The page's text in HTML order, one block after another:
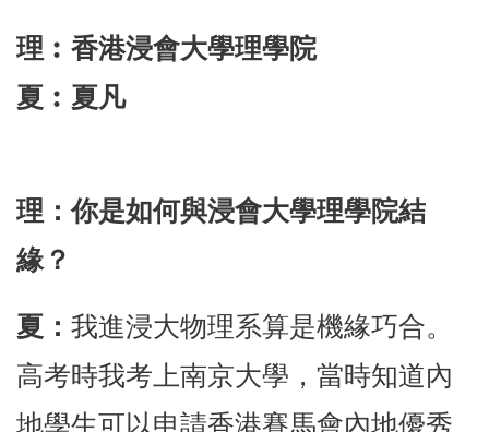
理︰香港浸會大學理學院
夏︰夏凡
理：你是如何與浸會大學理學院結
緣？
夏： 我進浸大物理系算是機緣巧合。
高考時我考上南京大學，當時知道內